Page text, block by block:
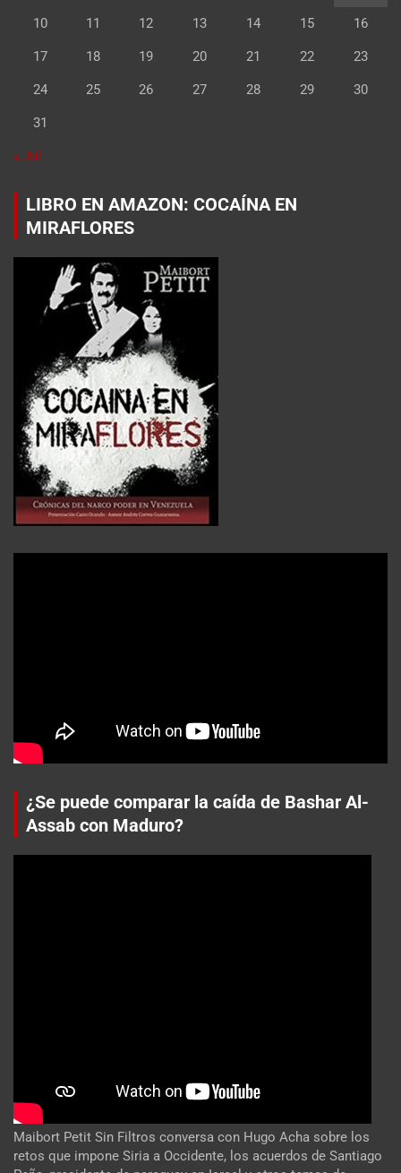
10 11 12 13 14 15 16
17 18 19 20 21 22 23
24 25 26 27 28 29 30
31
« Jul
LIBRO EN AMAZON: COCAÍNA EN
MIRAFLORES
¿Se puede comparar la caída de Bashar Al-
Assab con Maduro?
Maibort Petit Sin Filtros conversa con Hugo Acha sobre los
retos que impone Siria a Occidente, los acuerdos de Santiago